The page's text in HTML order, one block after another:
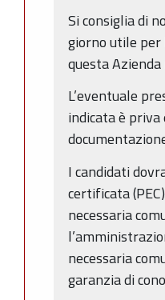
Si consiglia di
giorno utile per
questa
L’eventuale
indicata è
I candidati
certificata
necessaria
necessaria
garanzia di